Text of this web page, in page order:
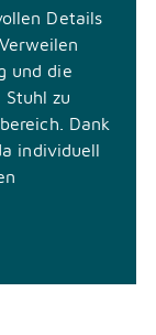
Details
und die
zu
Dank
individuell